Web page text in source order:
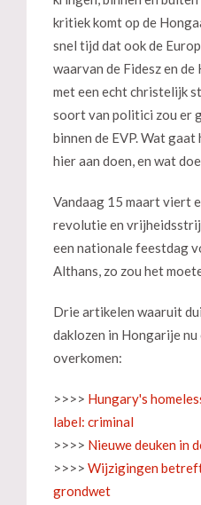
kritiek komt op de
snel tijd dat ook de
waarvan de Fidesz en
met een echt christelijk
soort van politici zou er
binnen de EVP. Wat
hier aan doen, en wat
Vandaag 15 maart viert
revolutie en
een nationale feestdag
Althans, zo zou het
Drie artikelen waaruit
daklozen in Hongarije
overkomen:
>>>> Hungary's
label: criminal
>>>> Nieuwe deuken in
>>>> Wijzigingen
grondwet